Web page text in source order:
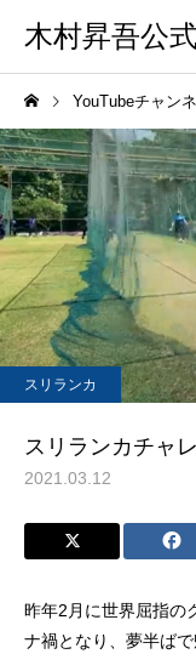
木村昇吾公
YouTubeチャン
スリランカ
スリランカチャ
2021.03.12
昨年2月に世界屈指の
ナ禍となり、夢半ば